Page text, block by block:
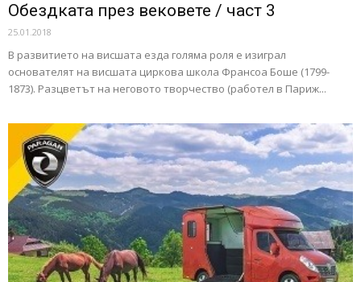
Обездката през вековете / част 3
25.01.2018
В развитието на висшата езда голяма роля е изиграл
основателят на висшата циркова школа Франсоа Боше (1799-
1873). Разцветът на неговото творчество (работел в Париж...